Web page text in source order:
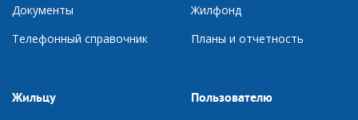
Документы
Телефонный справочник
Жилфонд
Планы и отчетность
Жильцу Пользователю